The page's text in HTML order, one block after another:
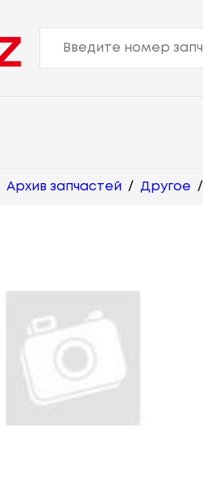
Архив запчастей / Другое /